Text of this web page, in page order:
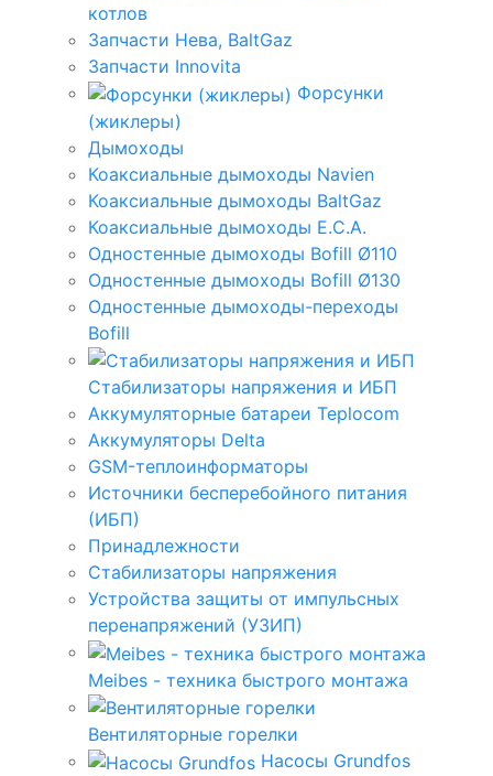
котлов
Запчасти Нева, BaltGaz
Запчасти Innovita
Форсунки
(жиклеры)
Дымоходы
Коаксиальные дымоходы Navien
Коаксиальные дымоходы BaltGaz
Коаксиальные дымоходы E.C.A.
Одностенные дымоходы Bofill Ø110
Одностенные дымоходы Bofill Ø130
Одностенные дымоходы-переходы
Bofill
Стабилизаторы напряжения и ИБП
Аккумуляторные батареи Teplocom
Аккумуляторы Delta
GSM-теплоинформаторы
Источники бесперебойного питания
(ИБП)
Принадлежности
Стабилизаторы напряжения
Устройства защиты от импульсных
перенапряжений (УЗИП)
Meibes - техника быстрого монтажа
Вентиляторные горелки
Насосы Grundfos